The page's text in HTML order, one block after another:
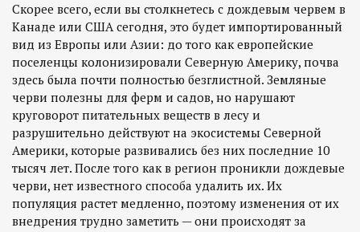
Скорее всего, если вы столкнетесь с дождевым червем в
Канаде или США сегодня, это будет импортированный
вид из Европы или Азии: до того как европейские
поселенцы колонизировали Северную Америку, почва
здесь была почти полностью безглистной. Земляные
черви полезны для ферм и садов, но нарушают
круговорот питательных веществ в лесу и
разрушительно действуют на экосистемы Северной
Америки, которые развивались без них последние 10
тысяч лет. После того как в регион проникли дождевые
черви, нет известного способа удалить их. Их
популяция растет медленно, поэтому изменения от их
внедрения трудно заметить — они происходят за